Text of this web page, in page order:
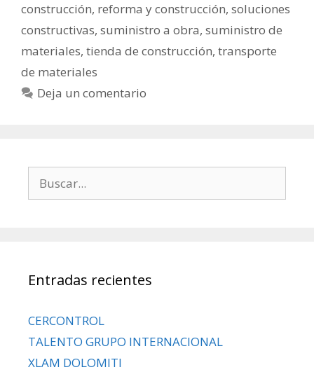
construcción, reforma y construcción, soluciones
constructivas, suministro a obra, suministro de
materiales, tienda de construcción, transporte
de materiales
Deja un comentario
Entradas recientes
CERCONTROL
TALENTO GRUPO INTERNACIONAL
XLAM DOLOMITI